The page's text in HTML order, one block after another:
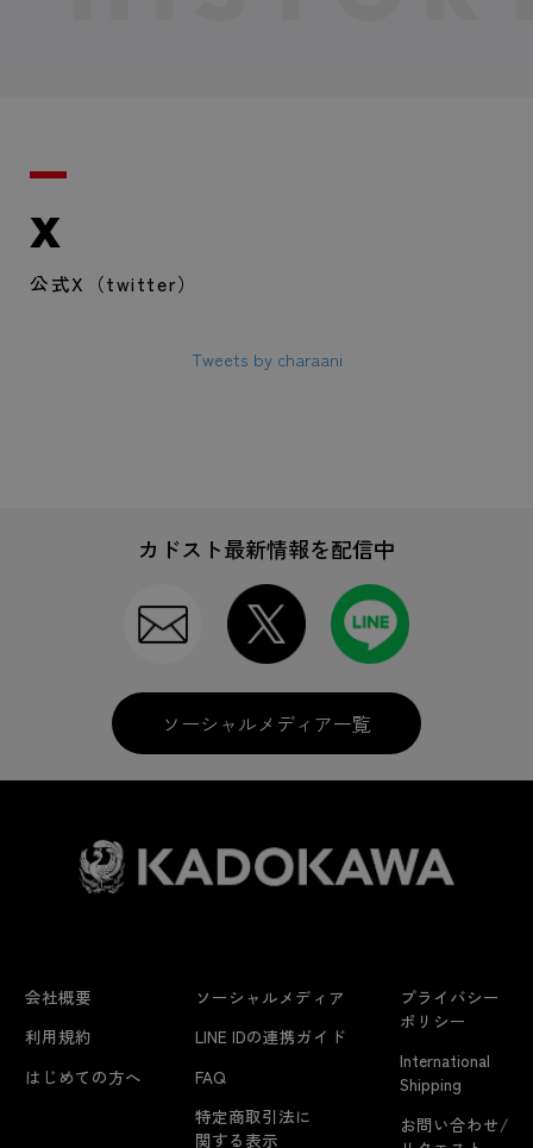
X
公式X（twitter）
Tweets by charaani
カドスト最新情報を配信中
ソーシャルメディア一覧
会社概要
利用規約
はじめての方へ
ソーシャルメディア
LINE IDの連携ガイド
FAQ
特定商取引法に
関する表示
プライバシー
ポリシー
International
Shipping
お問い合わせ/